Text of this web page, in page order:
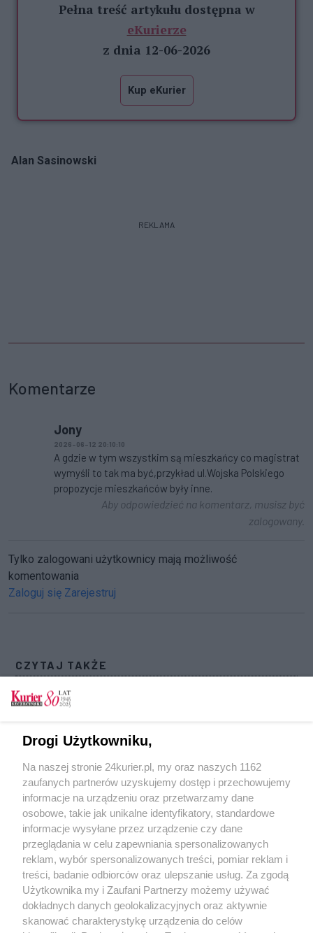
Pełna treść artykułu dostępna w
eKurierze
z dnia 12-06-2026
Kup eKurier
Alan Sasinowski
REKLAMA
Komentarze
Jony
2026-06-12 20:10:10
A gdzie w tym wszystkim są mieszkańcy co magistrat
wymyśli to tak ma być,przykład ul.Wojska Polskiego
propozycje mieszkańców były inne.
Aby odpowiedzieć na komentarz, musisz być
zalogowany.
Tylko zalogowani użytkownicy mają możliwość
komentowania
Zaloguj się Zarejestruj
CZYTAJ TAKŻE
Są kolejne zmiany w organizacji ruchu na
Pomorzanach [GALERIA]
Honor i uznanie, czyli nie wszyscy równi.
Zwolnieni z biletu
Ma być częściej i wygodniej. Szykują się zmiany
w komunikacji w gminie Kołbaskowo
POGODA
14℃
Zobacz prognozę na 3 dni
Drogi Użytkowniku,
Na naszej stronie 24kurier.pl, my oraz naszych 1162
zaufanych partnerów uzyskujemy dostęp i przechowujemy
informacje na urządzeniu oraz przetwarzamy dane
osobowe, takie jak unikalne identyfikatory, standardowe
informacje wysyłane przez urządzenie czy dane
przeglądania w celu zapewniania spersonalizowanych
reklam, wybór spersonalizowanych treści, pomiar reklam i
treści, badanie odbiorców oraz ulepszanie usług. Za zgodą
Użytkownika my i Zaufani Partnerzy możemy używać
dokładnych danych geolokalizacyjnych oraz aktywnie
skanować charakterystykę urządzenia do celów